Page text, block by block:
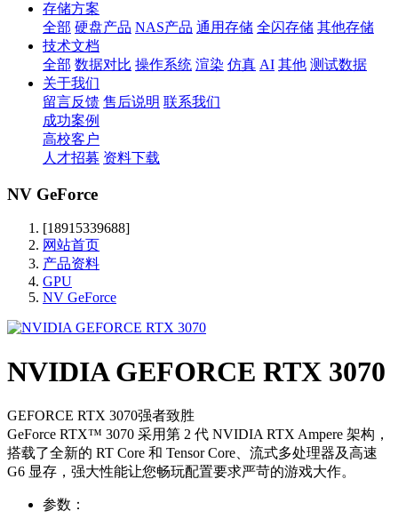
存储方案
全部 硬盘产品 NAS产品 通用存储 全闪存储 其他存储
技术文档
全部 数据对比 操作系统 渲染 仿真 AI 其他 测试数据
关于我们
留言反馈 售后说明 联系我们
成功案例
高校客户
人才招募 资料下载
NV GeForce
[18915339688]
网站首页
产品资料
GPU
NV GeForce
NVIDIA GEFORCE RTX 3070
GEFORCE RTX 3070强者致胜
GeForce RTX™ 3070 采用第 2 代 NVIDIA RTX Ampere 架构，
搭载了全新的 RT Core 和 Tensor Core、流式多处理器及高速
G6 显存，强大性能让您畅玩配置要求严苛的游戏大作。
参数：